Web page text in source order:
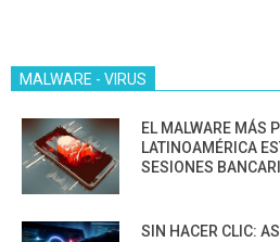
MALWARE - VIRUS
EL MALWARE MÁS
LATINOAMÉRICA
SESIONES
SIN HACER CLIC: